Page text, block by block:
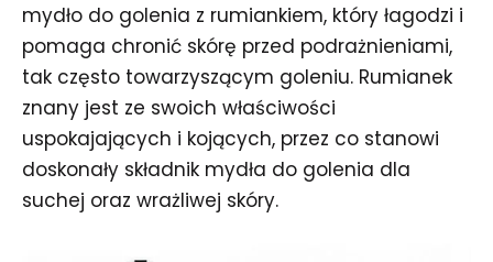
mydło do golenia z rumiankiem, który łagodzi i
pomaga chronić skórę przed podrażnieniami,
tak często towarzyszącym goleniu. Rumianek
znany jest ze swoich właściwości
uspokajających i kojących, przez co stanowi
doskonały składnik mydła do golenia dla
suchej oraz wrażliwej skóry.